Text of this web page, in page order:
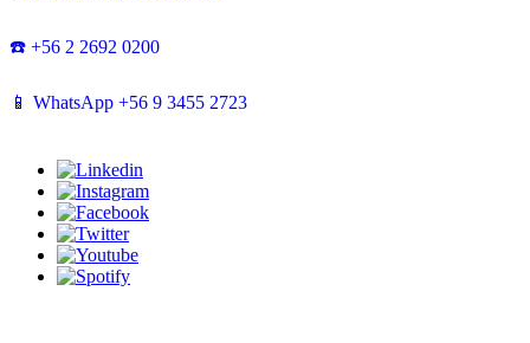
☎️ +56 2 2692 0200
📱 WhatsApp +56 9 3455 2723